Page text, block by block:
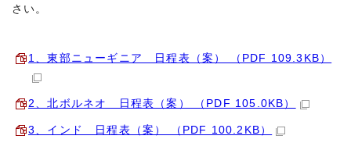
さい。
1、東部ニューギニア 日程表（案） （PDF 109.3KB）
2、北ボルネオ 日程表（案） （PDF 105.0KB）
3、インド 日程表（案） （PDF 100.2KB）